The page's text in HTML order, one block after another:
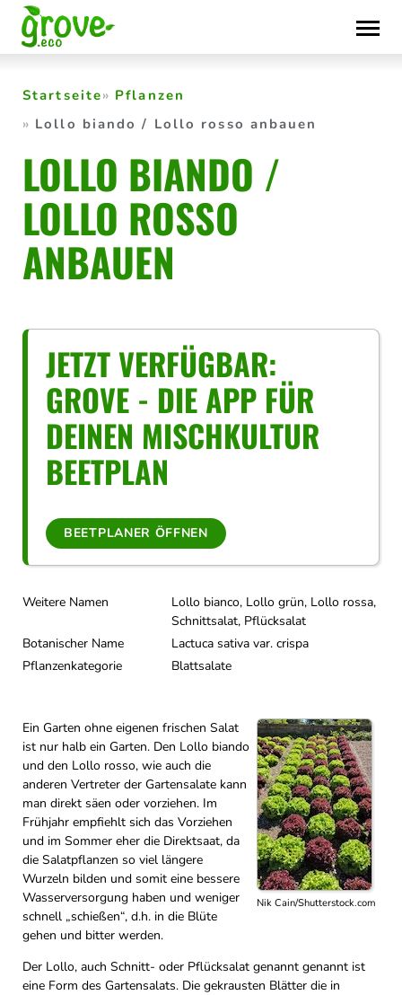
Skip
to
content
Startseite
Pflanzen
Lollo biando / Lollo rosso anbauen
LOLLO BIANDO /
LOLLO ROSSO
ANBAUEN
JETZT VERFÜGBAR:
GROVE - DIE APP FÜR
DEINEN MISCHKULTUR
BEETPLAN
BEETPLANER ÖFFNEN
Weitere Namen
Lollo bianco, Lollo grün, Lollo rossa,
Schnittsalat, Pflücksalat
Botanischer Name
Lactuca sativa var. crispa
Pflanzenkategorie
Blattsalate
Nik Cain/Shutterstock.com
Ein Garten ohne eigenen frischen Salat
ist nur halb ein Garten. Den Lollo biando
und den Lollo rosso, wie auch die
anderen Vertreter der Gartensalate kann
man direkt säen oder vorziehen. Im
Frühjahr empfiehlt sich das Vorziehen
und im Sommer eher die Direktsaat, da
die Salatpflanzen so viel längere
Wurzeln bilden und somit eine bessere
Wasserversorgung haben und weniger
schnell „schießen“, d.h. in die Blüte
gehen und bitter werden.
Der Lollo, auch Schnitt- oder Pflücksalat genannt genannt ist
eine Form des Gartensalats. Die gekrausten Blätter die in